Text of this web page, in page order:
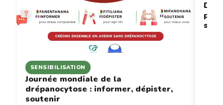
SENSIBILISATION
Journée mondiale de la
drépanocytose : informer, dépister,
soutenir